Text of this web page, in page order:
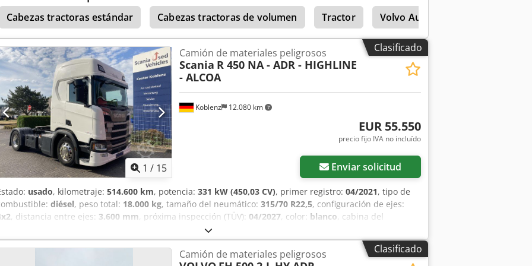
* Sistema de alerta de ángulo muerto * Intarder * Bloqueo del diferencial * Suspensión
neumática con ballestas * Llantas de aluminio Alcoa Crodpfszr Dcwsx Ahbof * Climatizador automático *
Ventilación/calefacción de los asientos * Sistema de infoentretenimiento MAN * Luces intermitentes *
de navegación * Faros de xenón * EFH (Equipamiento de fábrica) * Primer propietario * ADR FL/AT
EXIII
Cabezas tractoras estándar
Cabezas tractoras de volumen Tractor Volvo Autocar
Clasificado
1 / 15
Koblenz 12.080 km
Camión de materiales peligrosos
Scania R 450 NA - ADR - HIGHLINE
- ALCOA
EUR 55.550
precio fijo IVA no incluído
Enviar solicitud
usado, kilometraje: 514.600 km, potencia: 331 kW (450,03 CV), primer registro: 04/2021, tipo de
diésel, peso total: 18.000 kg, tamaño del neumático: 315/70 R22,5, configuración de ejes:
, distancia entre ejes: 3.600 mm, próxima inspección (TÜV): 04/2027, color: blanco, cabina del
, clase de emisión:
de asientos:2, Equipamiento:ABS, aire acondicionado, bloqueo del diferencial, calefactor de
, Color: Blanco, peso máximo autorizado: 18 000 kg, tamaño de los
Clasificado
Camión de materiales peligrosos